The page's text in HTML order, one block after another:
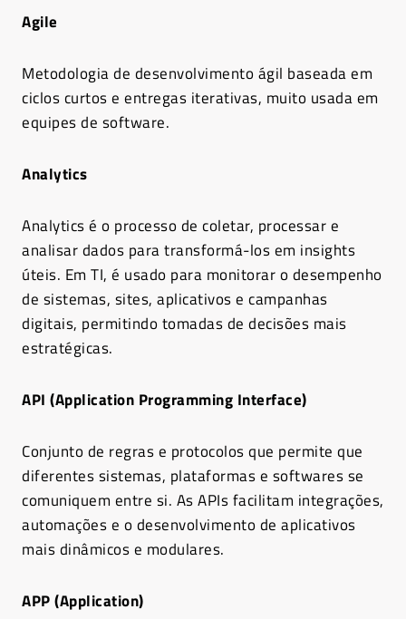
Agile
Metodologia de desenvolvimento ágil baseada em
ciclos curtos e entregas iterativas, muito usada em
equipes de software.
Analytics
Analytics é o processo de coletar, processar e
analisar dados para transformá-los em insights
úteis. Em TI, é usado para monitorar o desempenho
de sistemas, sites, aplicativos e campanhas
digitais, permitindo tomadas de decisões mais
estratégicas.
API (Application Programming Interface)
Conjunto de regras e protocolos que permite que
diferentes sistemas, plataformas e softwares se
comuniquem entre si. As APIs facilitam integrações,
automações e o desenvolvimento de aplicativos
mais dinâmicos e modulares.
APP (Application)